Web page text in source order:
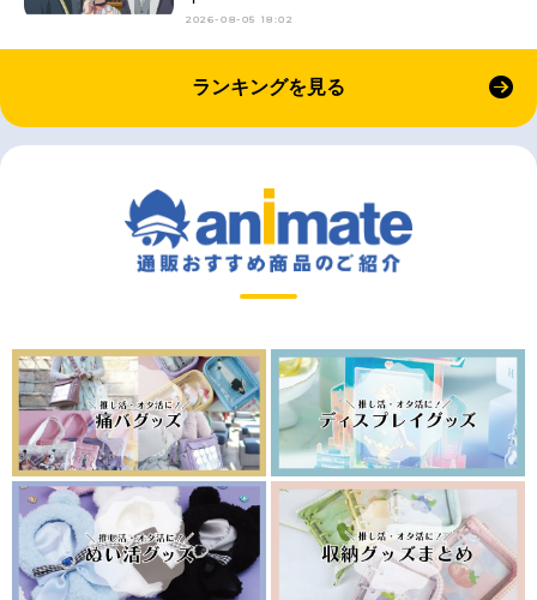
2026-08-05 18:02
ランキングを見る